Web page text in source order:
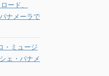
ード、
ナメーラで
・ミュージ
ェ・パナメ